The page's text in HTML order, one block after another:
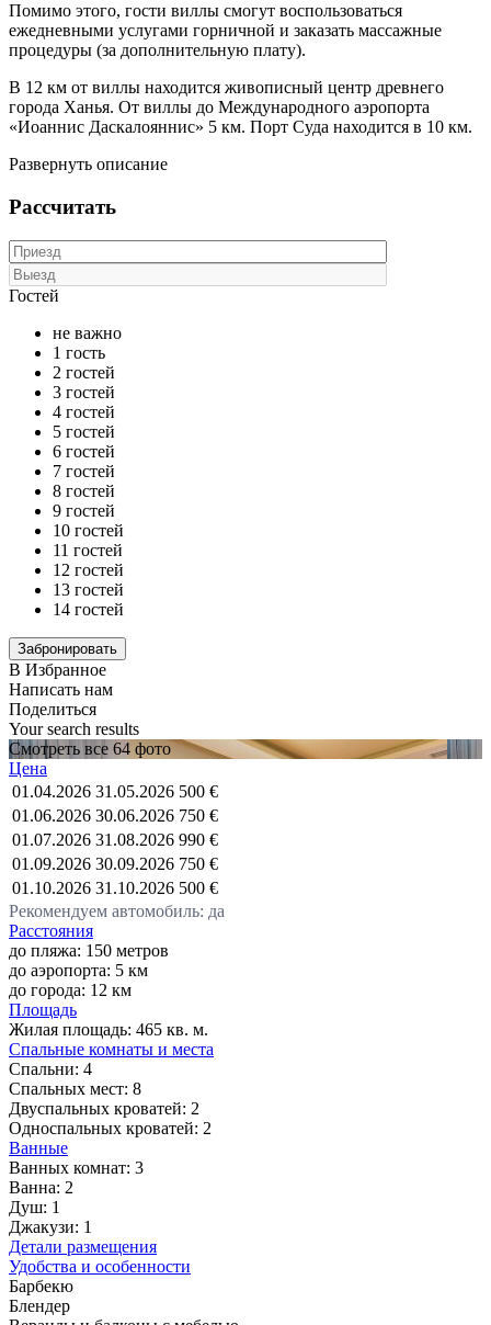
Помимо этого, гости виллы смогут воспользоваться
ежедневными услугами горничной и заказать массажные
процедуры (за дополнительную плату).
В 12 км от виллы находится живописный центр древнего
города Ханья. От виллы до Международного аэропорта
«Иоаннис Даскалояннис» 5 км. Порт Суда находится в 10 км.
Развернуть описание
Рассчитать
Гостей
не важно
1 гость
2 гостей
3 гостей
4 гостей
5 гостей
6 гостей
7 гостей
8 гостей
9 гостей
10 гостей
11 гостей
12 гостей
13 гостей
14 гостей
В Избранное
Написать нам
Поделиться
Your search results
Смотреть все 64 фото
Цена
01.04.2026 31.05.2026 500 €
01.06.2026 30.06.2026 750 €
01.07.2026 31.08.2026 990 €
01.09.2026 30.09.2026 750 €
01.10.2026 31.10.2026 500 €
Рекомендуем автомобиль: да
Расстояния
до пляжа: 150 метров
до аэропорта: 5 км
до города: 12 км
Площадь
Жилая площадь: 465 кв. м.
Спальные комнаты и места
Спальни: 4
Спальных мест: 8
Двуспальных кроватей: 2
Односпальных кроватей: 2
Ванные
Ванных комнат: 3
Ванна: 2
Душ: 1
Джакузи: 1
Детали размещения
Удобства и особенности
Барбекю
Блендер